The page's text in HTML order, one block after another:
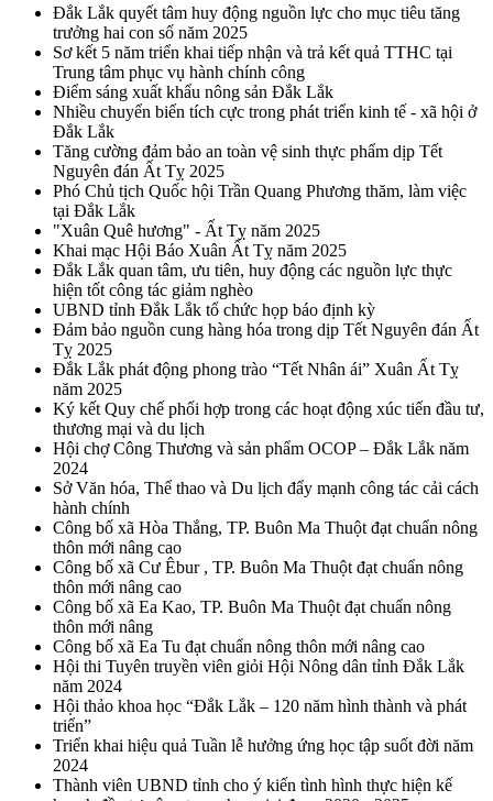
Đắk Lắk quyết tâm huy động nguồn lực cho mục tiêu tăng
trưởng hai con số năm 2025
Sơ kết 5 năm triển khai tiếp nhận và trả kết quả TTHC tại
Trung tâm phục vụ hành chính công
Điểm sáng xuất khẩu nông sản Đắk Lắk
Nhiều chuyển biến tích cực trong phát triển kinh tế - xã hội ở
Đắk Lắk
Tăng cường đảm bảo an toàn vệ sinh thực phẩm dịp Tết
Nguyên đán Ất Tỵ 2025
Phó Chủ tịch Quốc hội Trần Quang Phương thăm, làm việc
tại Đắk Lắk
"Xuân Quê hương" - Ất Tỵ năm 2025
Khai mạc Hội Báo Xuân Ất Tỵ năm 2025
Đắk Lắk quan tâm, ưu tiên, huy động các nguồn lực thực
hiện tốt công tác giảm nghèo
UBND tỉnh Đắk Lắk tổ chức họp báo định kỳ
Đảm bảo nguồn cung hàng hóa trong dịp Tết Nguyên đán Ất
Tỵ 2025
Đắk Lắk phát động phong trào “Tết Nhân ái” Xuân Ất Tỵ
năm 2025
Ký kết Quy chế phối hợp trong các hoạt động xúc tiến đầu tư,
thương mại và du lịch
Hội chợ Công Thương và sản phẩm OCOP – Đắk Lắk năm
2024
Sở Văn hóa, Thể thao và Du lịch đẩy mạnh công tác cải cách
hành chính
Công bố xã Hòa Thắng, TP. Buôn Ma Thuột đạt chuẩn nông
thôn mới nâng cao
Công bố xã Cư Êbur , TP. Buôn Ma Thuột đạt chuẩn nông
thôn mới nâng cao
Công bố xã Ea Kao, TP. Buôn Ma Thuột đạt chuẩn nông
thôn mới nâng
Công bố xã Ea Tu đạt chuẩn nông thôn mới nâng cao
Hội thi Tuyên truyền viên giỏi Hội Nông dân tỉnh Đắk Lắk
năm 2024
Hội thảo khoa học “Đắk Lắk – 120 năm hình thành và phát
triển”
Triển khai hiệu quả Tuần lễ hưởng ứng học tập suốt đời năm
2024
Thành viên UBND tỉnh cho ý kiến tình hình thực hiện kế